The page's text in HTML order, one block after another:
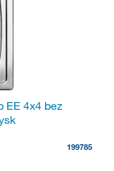
EE 4x4 bez
199785